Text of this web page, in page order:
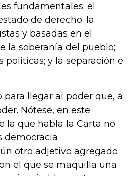
fundamentales; el
de derecho; la
y basadas en el
la soberanía del pueblo;
y la separación e
llegar al poder que, a
Nótese, en este
la que habla la Carta no
democracia
otro adjetivo agregado
el que se maquilla una